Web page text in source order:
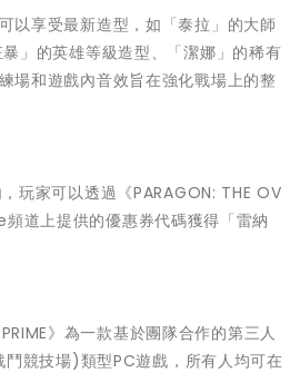
以享受最新造型，如「泰拉」的大師
」的英雄等級造型、「潔娜」的稀有
場和遊戲內音效旨在強化戰場上的整
玩家可以透過《PARAGON: THE OV
道上提供的優惠券代碼獲得「雷納
》為一款基於團隊合作的第三人
競技場)類型PC遊戲，所有人均可在